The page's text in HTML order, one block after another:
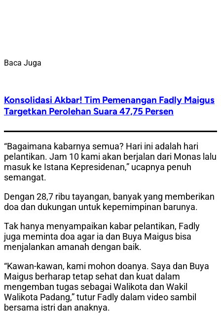
Baca Juga
Konsolidasi Akbar! Tim Pemenangan Fadly Maigus
Targetkan Perolehan Suara 47,75 Persen
“Bagaimana kabarnya semua? Hari ini adalah hari
pelantikan. Jam 10 kami akan berjalan dari Monas lalu
masuk ke Istana Kepresidenan,” ucapnya penuh
semangat.
Dengan 28,7 ribu tayangan, banyak yang memberikan
doa dan dukungan untuk kepemimpinan barunya.
Tak hanya menyampaikan kabar pelantikan, Fadly
juga meminta doa agar ia dan Buya Maigus bisa
menjalankan amanah dengan baik.
“Kawan-kawan, kami mohon doanya. Saya dan Buya
Maigus berharap tetap sehat dan kuat dalam
mengemban tugas sebagai Walikota dan Wakil
Walikota Padang,” tutur Fadly dalam video sambil
bersama istri dan anaknya.